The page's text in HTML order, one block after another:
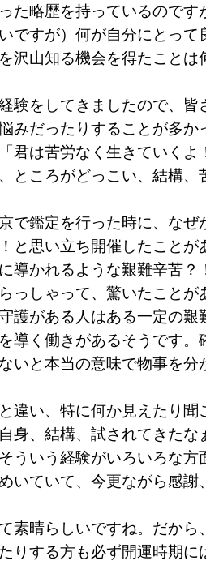
た略歴を持っているのです
ですが）何が自分にとって
沢山知る機会を得たことは
験をしてきましたので、皆
みだったりすることが多か
君は苦労なく生きていくよ
ところがどっこい、結構、
で鑑定を行った時に、なぜ
と思い立ち開催したことが
導かれるような艱難辛苦？
っしゃって、驚いたことが
護がある人はある一定の艱
導く働きがあるそうです。
いと本当の意味で物事を分
違い、特に何か見えたり聞
身、結構、試されてきたな
ういう経験がいろいろな方
いていて、今更ながら感謝
素晴らしいですね。だから
りする方も必ず開運時期に